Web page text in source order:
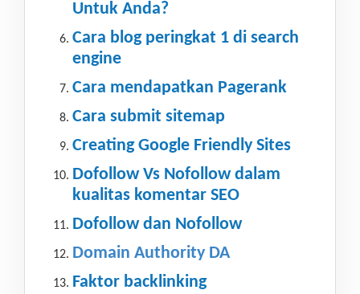
Untuk Anda?
Cara blog peringkat 1 di search
engine
Cara mendapatkan Pagerank
Cara submit sitemap
Creating Google Friendly Sites
Dofollow Vs Nofollow dalam
kualitas komentar SEO
Dofollow dan Nofollow
Domain Authority DA
Faktor backlinking